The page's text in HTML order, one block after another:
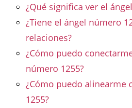
¿Qué significa ver el
¿Tiene el ángel número
relaciones?
¿Cómo puedo
número 1255?
¿Cómo puedo alinearme
1255?